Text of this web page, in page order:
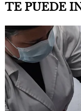
TE PUEDE